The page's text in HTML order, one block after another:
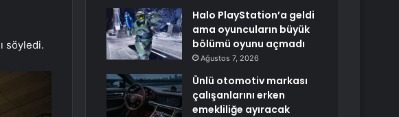
söyledi.
Halo PlayStation’a geldi
ama oyuncuların büyük
bölümü oyunu açmadı
Ağustos 7, 2026
Ünlü otomotiv markası
çalışanlarını erken
emekliliğe ayıracak